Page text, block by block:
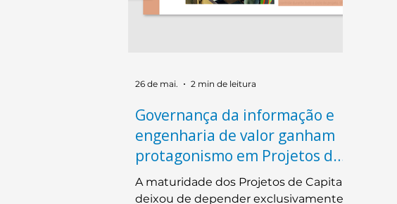
Governança da informação e
engenharia de valor ganham
protagonismo em Projetos de
Capital
A maturidade dos Projetos de Capital
deixou de depender exclusivamente
26 de mai. 2 min de leitura